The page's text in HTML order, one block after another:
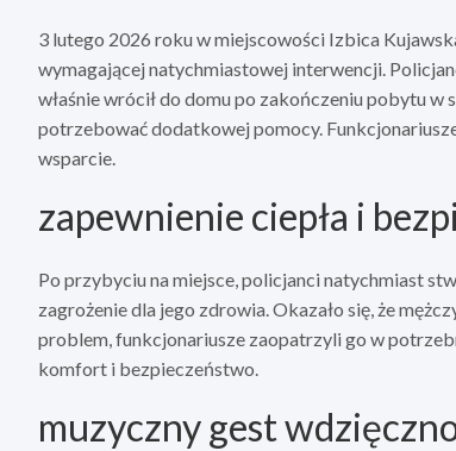
3 lutego 2026 roku w miejscowości Izbica
wymagającej natychmiastowej interwencji.
właśnie wrócił do domu po zakończeniu pobytu w
potrzebować dodatkowej pomocy.
wsparcie.
zapewnienie ciepła i
Po przybyciu na miejsce, policjanci natychmiast
zagrożenie dla jego zdrowia. Okazało się, że
problem, funkcjonariusze zaopatrzyli go w
komfort i bezpieczeństwo.
muzyczny gest